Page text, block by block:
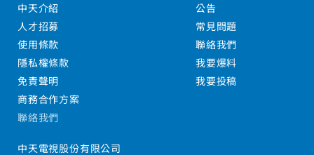
中天介紹
人才招募
使用條款
隱私權條款
免責聲明
商務合作方案
公告
常見問題
聯絡我們
我要爆料
我要投稿
聯絡我們
中天電視股份有限公司